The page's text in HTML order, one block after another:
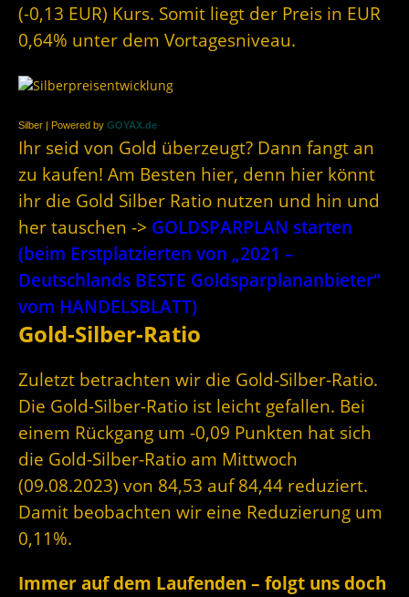
(-0,13 EUR) Kurs. Somit liegt der Preis in EUR
0,64% unter dem Vortagesniveau.
Silber | Powered by GOYAX.de
Ihr seid von Gold überzeugt? Dann fangt an
zu kaufen! Am Besten hier, denn hier könnt
ihr die Gold Silber Ratio nutzen und hin und
her tauschen -> GOLDSPARPLAN starten
(beim Erstplatzierten von „2021 –
Deutschlands BESTE Goldsparplananbieter“
vom HANDELSBLATT)
Gold-Silber-Ratio
Zuletzt betrachten wir die Gold-Silber-Ratio.
Die Gold-Silber-Ratio ist leicht gefallen. Bei
einem Rückgang um -0,09 Punkten hat sich
die Gold-Silber-Ratio am Mittwoch
(09.08.2023) von 84,53 auf 84,44 reduziert.
Damit beobachten wir eine Reduzierung um
0,11%.
Immer auf dem Laufenden – folgt uns doch